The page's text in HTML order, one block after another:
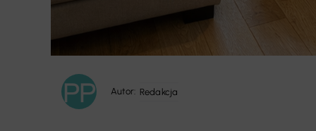
Autor: Redakcja